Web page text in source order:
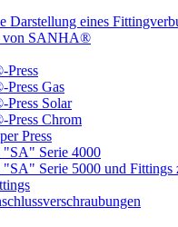
Gas
Solar
Chrom
Press
Serie 4000
Serie 5000 und Fittings